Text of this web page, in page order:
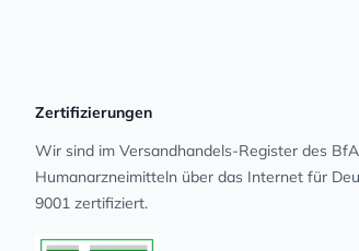
Zertifizierungen
Wir sind im Versandhandels-Register des
Human­arz­nei­mit­teln über das Internet für
9001 zertifiziert.